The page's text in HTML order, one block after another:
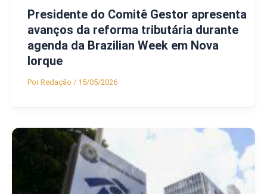
Presidente do Comitê Gestor apresenta
avanços da reforma tributária durante
agenda da Brazilian Week em Nova
Iorque
PorRedação / 15/05/2026